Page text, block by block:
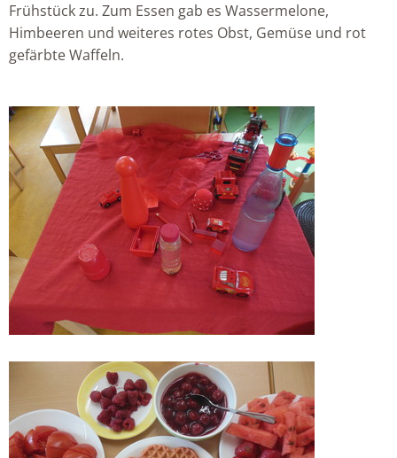
Frühstück zu. Zum Essen gab es Wassermelone,
Himbeeren und weiteres rotes Obst, Gemüse und rot
gefärbte Waffeln.